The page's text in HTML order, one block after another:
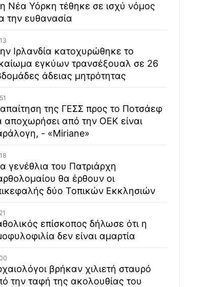
Νέα Υόρκη τέθηκε σε ισχύ νόμος
την ευθανασία
Ιρλανδία κατοχυρώθηκε το
εγκύων τρανσέξουαλ σε 26
άδειας μητρότητας
της ΓΕΣΣ προς το Ποτσάεφ
αποχωρήσει από την ΟΕΚ είναι
- «Miriane»
γενέθλια του Πατριάρχη
θα έρθουν οι
δύο Τοπικών Εκκλησιών
επίσκοπος δήλωσε ότι η
δεν είναι αμαρτία
βρήκαν χιλιετή σταυρό
την ταφή της ακολουθίας του